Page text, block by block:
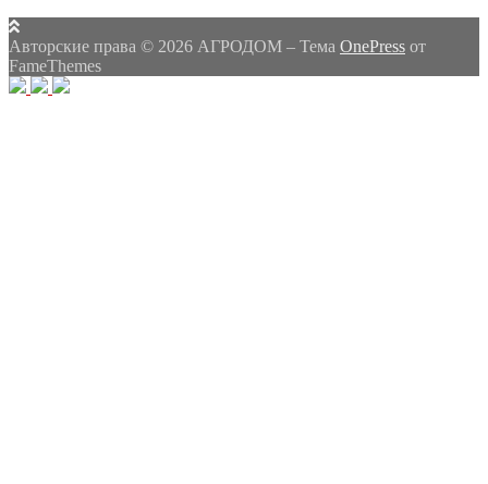
Авторские права © 2026 АГРОДОМ – Тема OnePress от
FameThemes